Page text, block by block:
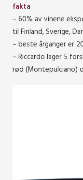
fakta
– 60% av vinene
til Finland, Sverige,
– beste årganger er
– Riccardo lager 5
rød (Montepulciano)